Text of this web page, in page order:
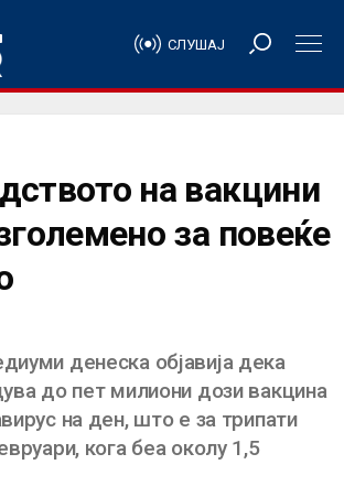
СЛУШАЈ
на вакцини
за повеќе
денеска објавија дека
до пет милиони дози вакцина
на ден, што е за трипати
кога беа околу 1,5